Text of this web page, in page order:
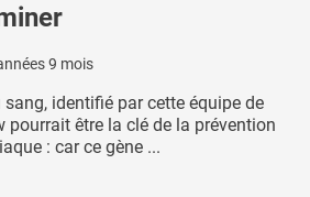
9 mois
sang, identifié par cette équipe de
pourrait être la clé de la prévention
: car ce gène ...